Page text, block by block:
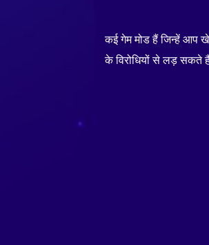
कई गेम मोड हैं जिन्हें आप
के विरोधियों से लड़ सकते